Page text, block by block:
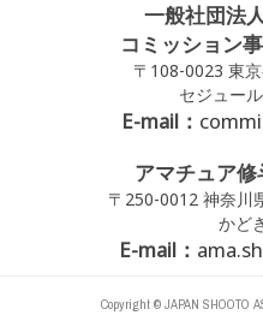
一般社団法
コミッション
〒108-0023 東
セジュー
E-mail：
アマチュア
〒250-0012 神奈川
かど
E-mail：
Copyright © JAPAN SHOOTO